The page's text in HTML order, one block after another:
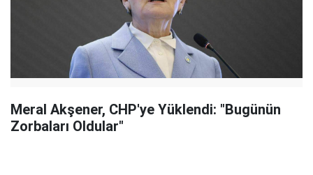
Meral Akşener, CHP'ye Yüklendi: "Bugünün
Zorbaları Oldular"